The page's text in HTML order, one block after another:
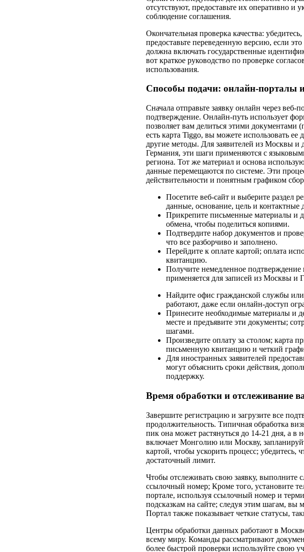
отсутствуют, предоставьте их оперативно
соблюдение соглашения.
Окончательная проверка качества:
предоставьте переведенную версию, если
должна включать государственные
вот краткое руководство по проверке
использования.
Способы подачи: онлайн-порталы
Сначала отправьте заявку онлайн через
подтверждение. Онлайн-путь использует
позволяет вам делиться этими документами
есть карта Tiggo, вы можете использовать
другие методы. Для заявителей из Москвы и
Германия, эти шаги применяются с
региона. Тот же материал и основа
данные перемещаются по системе. Эти
действительности и понятным графиком
Посетите веб-сайт и выберите раздел
данные, основание, цель и контактные
Прикрепите письменные материалы и
обмена, чтобы поделиться копиями.
Подтвердите набор документов и
что все разборчиво и заполнено.
Перейдите к оплате картой; оплата
квитанцию.
Получите немедленное подтверждение
применяется для записей из Москвы и
Найдите офис гражданской службы
работают, даже если онлайн-доступ
Принесите необходимые материалы и
месте и предъявите эти документы;
шагами.
Произведите оплату за столом; карта
письменную квитанцию и четкий
Для иностранных заявителей
могут объяснить сроки действия,
поддержку.
Время обработки и отслеживание
Завершите регистрацию и загрузите все
продолжительность. Типичная обработка
пик она может растянуться до 14-21 дня, а в
включает Монголию или Москву,
картой, чтобы ускорить процесс;
достаточный лимит.
Чтобы отслеживать свою заявку, выполните
ссылочный номер; Кроме того, установите
портале, используя ссылочный номер и
подсказкам на сайте; следуя этим шагам, вы
Портал также показывает четкие статусы,
Центры обработки данных работают в
всему миру. Команды рассматривают
более быстрой проверки используйте свою